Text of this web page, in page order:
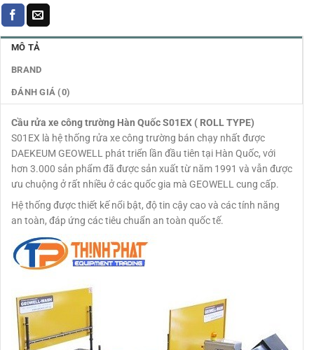
MÔ TẢ
BRAND
ĐÁNH GIÁ (0)
Cầu rửa xe công trường Hàn Quốc S01EX ( ROLL TYPE)
S01EX là hệ thống rửa xe công trường bán chạy nhất được
DAEKEUM GEOWELL phát triển lần đầu tiên tại Hàn Quốc, với
hơn 3.000 sản phẩm đã được sản xuất từ ​​năm 1991 và vẫn được
ưu chuộng ở rất nhiều ở các quốc gia mà GEOWELL cung cấp.
Hệ thống được thiết kế nổi bật, độ tin cậy cao và các tính năng
an toàn, đáp ứng các tiêu chuẩn an toàn quốc tế.